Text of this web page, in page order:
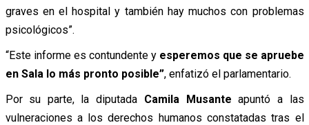
graves en el hospital y también hay muchos con problemas
psicológicos”.
“Este informe es contundente yesperemos que se apruebe
en Sala lo más pronto posible”, enfatizó el parlamentario.
Por su parte, la diputada Camila Musante apuntó a las
vulneraciones a los derechos humanos constatadas tras el